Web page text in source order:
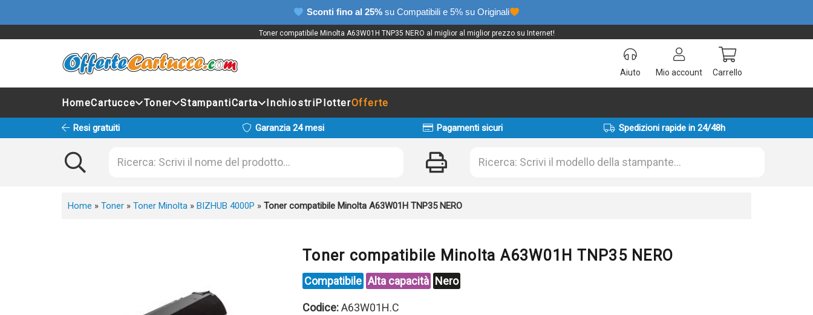
Sconti fino al 25% su Compatibili e 5% su Originali
Toner compatibile Minolta A63W01H TNP35 NERO al miglior al miglior prezzo su Internet!
Aiuto Mio account Carrello
HomeCartucce Toner StampantiCarta InchiostriPlotterOfferte
Resi gratuiti Garanzia 24 mesi Pagamenti sicuri Spedizioni rapide in 24/48h
Home » Toner » Toner Minolta » BIZHUB 4000P » Toner compatibile Minolta A63W01H TNP35 NERO
Toner compatibile Minolta A63W01H TNP35 NERO
Compatibile Alta capacità Nero
Codice:A63W01H.C